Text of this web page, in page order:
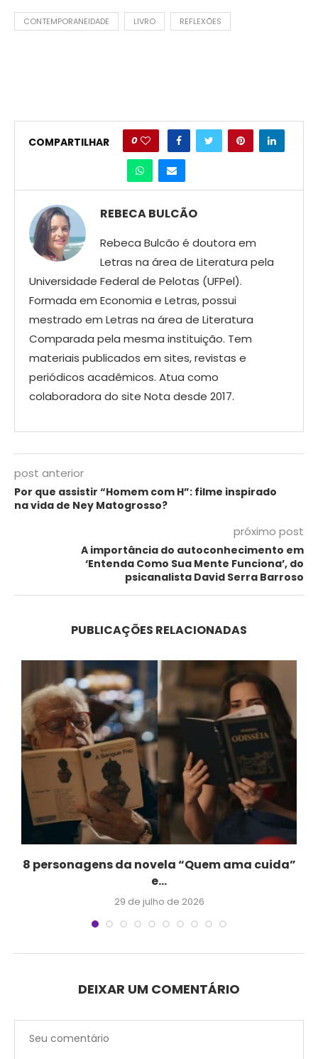
CONTEMPORANEIDADE LIVRO REFLEXÕES
COMPARTILHAR 0
REBECA BULCÃO
Rebeca Bulcão é doutora em
Letras na área de Literatura pela
Universidade Federal de Pelotas (UFPel).
Formada em Economia e Letras, possui
mestrado em Letras na área de Literatura
Comparada pela mesma instituição. Tem
materiais publicados em sites, revistas e
periódicos acadêmicos. Atua como
colaboradora do site Nota desde 2017.
post anterior
Por que assistir “Homem com H”: filme inspirado
na vida de Ney Matogrosso?
próximo post
A importância do autoconhecimento em
‘Entenda Como Sua Mente Funciona’, do
psicanalista David Serra Barroso
PUBLICAÇÕES RELACIONADAS
8 personagens da novela “Quem ama cuida”
e...
29 de julho de 2026
DEIXAR UM COMENTÁRIO